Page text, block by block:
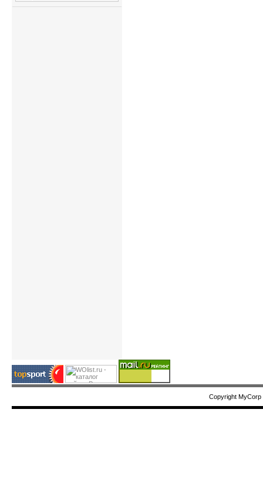
Copyright MyCorp